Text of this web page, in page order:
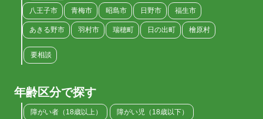
八王子市 青梅市 昭島市 日野市 福生市
あきる野市 羽村市 瑞穂町 日の出町 檜原村
要相談
年齢区分で探す
障がい者（18歳以上） 障がい児（18歳以下）